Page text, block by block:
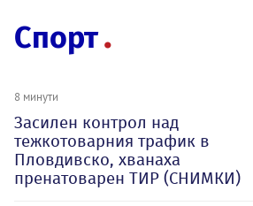
Спорт
8 минути
Засилен контрол над
тежкотоварния трафик в
Пловдивско, хванаха
пренатоварен ТИР (СНИМКИ)